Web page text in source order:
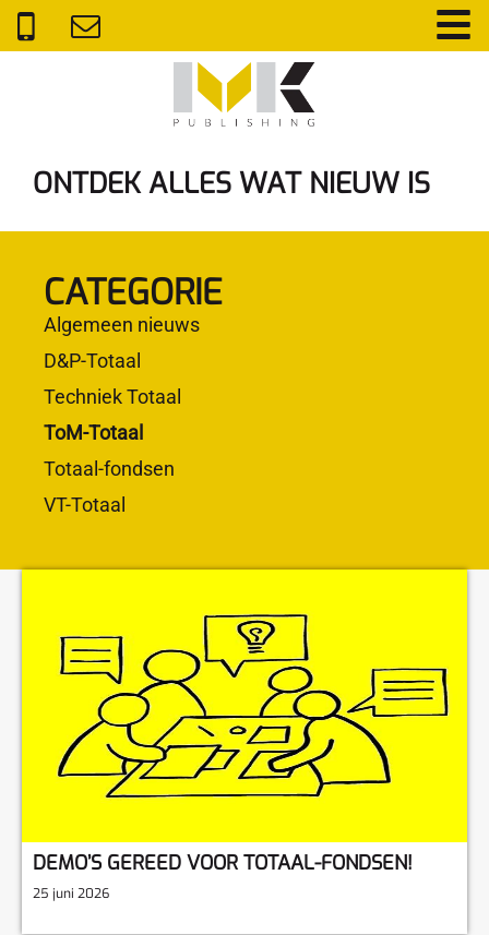
ONTDEK ALLES WAT NIEUW IS
CATEGORIE
Algemeen nieuws
D&P-Totaal
Techniek Totaal
ToM-Totaal
Totaal-fondsen
VT-Totaal
DEMO’S GEREED VOOR TOTAAL-FONDSEN!
25 juni 2026